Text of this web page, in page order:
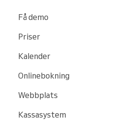
Få demo
Priser
Kalender
Onlinebokning
Webbplats
Kassasystem